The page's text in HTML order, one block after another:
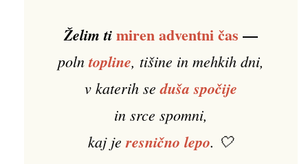
Želim timiren adventni čas —
polntopline, tišine in mehkih dni,
v katerih seduša spočije
in srce spomni,
kaj jeresnično lepo. 🤍